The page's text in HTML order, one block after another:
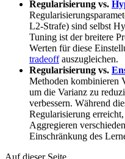
Regularisierung vs.
L2-Strafe) sind selbst
Tuning ist der breitere
Werten für diese
tradeoffauszugleichen.
Regularisierung vs.
Methoden kombinieren
um die Varianz zu
verbessern. Während
Regularisierung
Aggregieren
Einschränkung des